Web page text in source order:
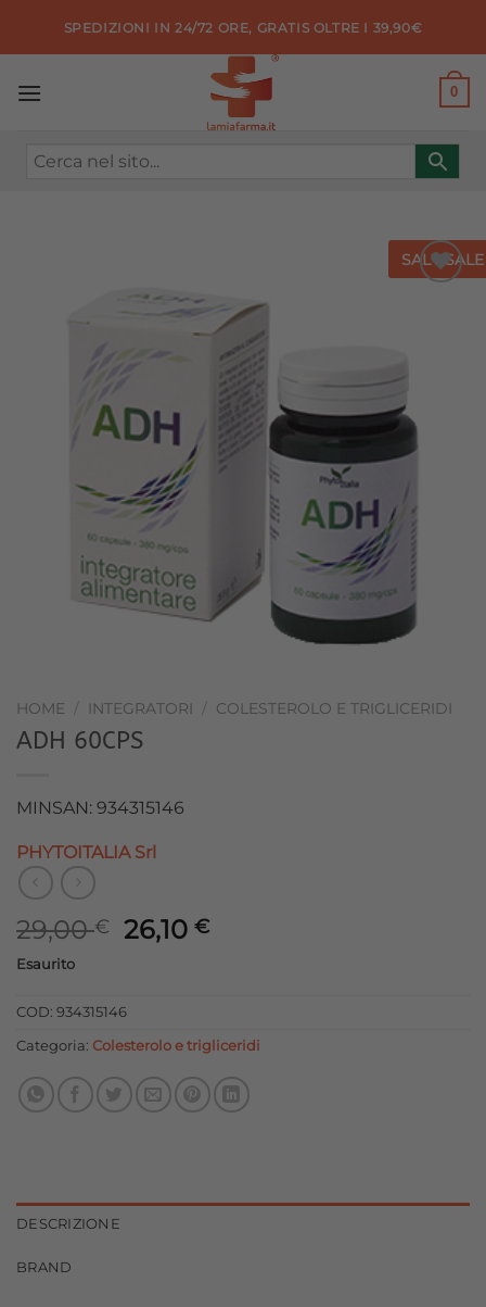
SPEDIZIONI IN 24/72 ORE, GRATIS OLTRE I 39,90€
0
SALE SALE
HOME / INTEGRATORI / COLESTEROLO E TRIGLICERIDI
ADH 60CPS
MINSAN: 934315146
PHYTOITALIA Srl
29,00€
Il
era:
29,00 €.
26,10€Il
26,10 €.
Esaurito
COD: 934315146
Categoria: Colesterolo e trigliceridi
DESCRIZIONE
BRAND